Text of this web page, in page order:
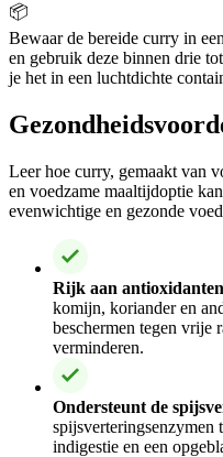
📦
Bewaar de bereide curry in
en gebruik deze binnen drie
je het in een luchtdichte
Leer hoe curry, gemaakt van
en voedzame maaltijdoptie
evenwichtige en gezonde
Rijk aan antioxidanten
komijn, koriander en
beschermen tegen vrije
verminderen.
Ondersteunt de
spijsverteringsenzymen
indigestie en een